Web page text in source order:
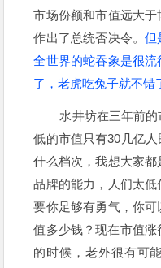
市场份额和市值远大
作出了总统否决令。但
全世界的蛇吞象是很
了，老虎吃兔子就不错
水井坊在三年前
低的市值只有30几亿
什么档次，我想大家
品牌的能力，人们太
要你足够有勇气，你
值多少钱？现在市值
的时候，老外很有可